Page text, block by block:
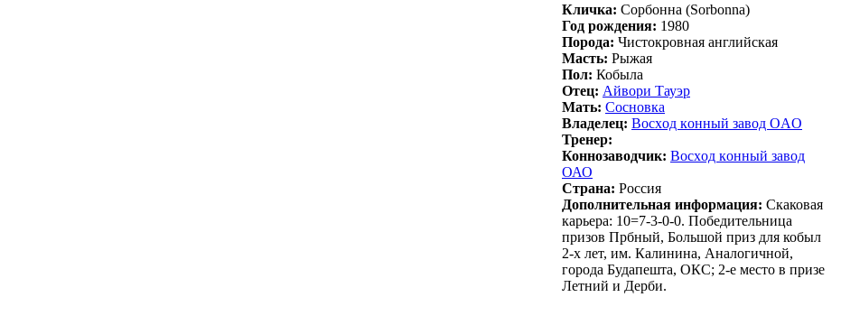
Кличка: Cоpбонна (Sorbonna)
Год рождения: 1980
Порода: Чистокровная английская
Масть: Рыжая
Пол: Кобыла
Отец: Айвopи Тауэp
Мать: Сосновкa
Владелец: Boсxoд кoнный завoд OAO
Тренер:
Коннозаводчик: Вocxoд кoнный завoд
ОАО
Страна: Россия
Дополнительная информация: Скаковая
карьера: 10=7-3-0-0. Победительница
призов Прбный, Большой приз для кобыл
2-х лет, им. Калинина, Аналогичной,
города Будапешта, ОКС; 2-е место в призе
Летний и Дерби.